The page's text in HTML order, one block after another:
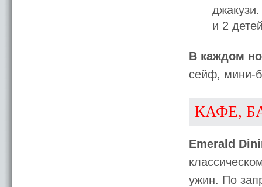
и 2
В каждом
сейф, мини-
КАФЕ,
Emerald
ужин. По